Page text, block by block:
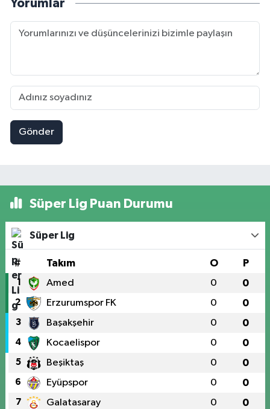
Yorumlar
Gönder
Süper Lig Puan Durumu
Süper Lig
# Takım O P
1 Amed 0 0
2 Erzurumspor FK 0 0
3 Başakşehir 0 0
4 Kocaelispor 0 0
5 Beşiktaş 0 0
6 Eyüpspor 0 0
7 Galatasaray 0 0